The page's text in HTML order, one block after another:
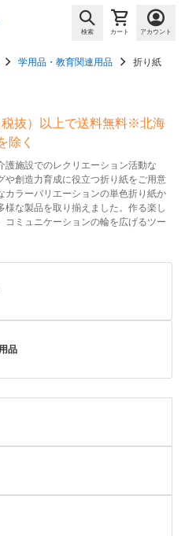
検索 カート アカウント
学用品・教育関連用品 折り紙
抜）以上で送料無料※北海
除く
施設でのレクリエーション活動な
や創造力育成に役立つ折り紙をご用意
カラーバリエーションの単色折り紙か
様な製品を取り揃えました。作る楽し
コミュニケーションの輪を広げるツー
品